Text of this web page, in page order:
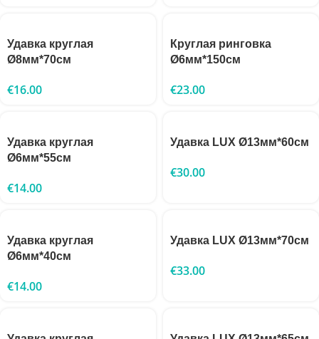
Удавка круглая
Ø8мм*70см
€16.00
Круглая ринговка
Ø6мм*150см
€23.00
Удавка круглая
Ø6мм*55см
€14.00
Удавка LUX Ø13мм*60см
€30.00
Удавка круглая
Ø6мм*40см
€14.00
Удавка LUX Ø13мм*70см
€33.00